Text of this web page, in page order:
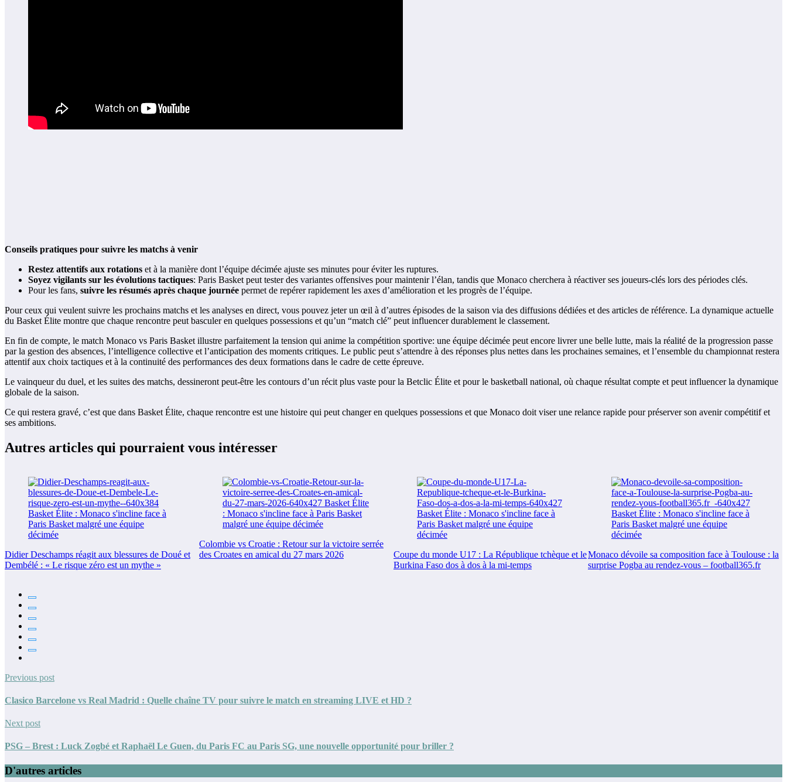
Conseils pratiques pour suivre les matchs à venir
Restez attentifs aux rotations et à la manière dont l’équipe décimée ajuste ses minutes pour éviter les ruptures.
Soyez vigilants sur les évolutions tactiques: Paris Basket peut tester des variantes offensives pour maintenir l’élan, tandis que Monaco cherchera à réactiver ses joueurs-clés lors des périodes clés.
Pour les fans, suivre les résumés après chaque journée permet de repérer rapidement les axes d’amélioration et les progrès de l’équipe.
Pour ceux qui veulent suivre les prochains matchs et les analyses en direct, vous pouvez jeter un œil à d’autres épisodes de la saison via des diffusions dédiées et des articles de référence. La dynamique actuelle
du Basket Élite montre que chaque rencontre peut basculer en quelques possessions et qu’un “match clé” peut influencer durablement le classement.
En fin de compte, le match Monaco vs Paris Basket illustre parfaitement la tension qui anime la compétition sportive: une équipe décimée peut encore livrer une belle lutte, mais la réalité de la progression passe
par la gestion des absences, l’intelligence collective et l’anticipation des moments critiques. Le public peut s’attendre à des réponses plus nettes dans les prochaines semaines, et l’ensemble du championnat restera
attentif aux choix tactiques et à la continuité des performances des deux formations dans le cadre de cette épreuve.
Le vainqueur du duel, et les suites des matchs, dessineront peut-être les contours d’un récit plus vaste pour la Betclic Élite et pour le basketball national, où chaque résultat compte et peut influencer la dynamique
globale de la saison.
Ce qui restera gravé, c’est que dans Basket Élite, chaque rencontre est une histoire qui peut changer en quelques possessions et que Monaco doit viser une relance rapide pour préserver son avenir compétitif et
ses ambitions.
Autres articles qui pourraient vous intéresser
Didier Deschamps réagit aux blessures de Doué et
Dembélé : « Le risque zéro est un mythe »
Colombie vs Croatie : Retour sur la victoire serrée
des Croates en amical du 27 mars 2026
Coupe du monde U17 : La République tchèque et le
Burkina Faso dos à dos à la mi-temps
Monaco dévoile sa composition face à Toulouse : la
surprise Pogba au rendez-vous – football365.fr
Previous post
Clasico Barcelone vs Real Madrid : Quelle chaîne TV pour suivre le match en streaming LIVE et HD ?
Next post
PSG – Brest : Luck Zogbé et Raphaël Le Guen, du Paris FC au Paris SG, une nouvelle opportunité pour briller ?
D'autres articles